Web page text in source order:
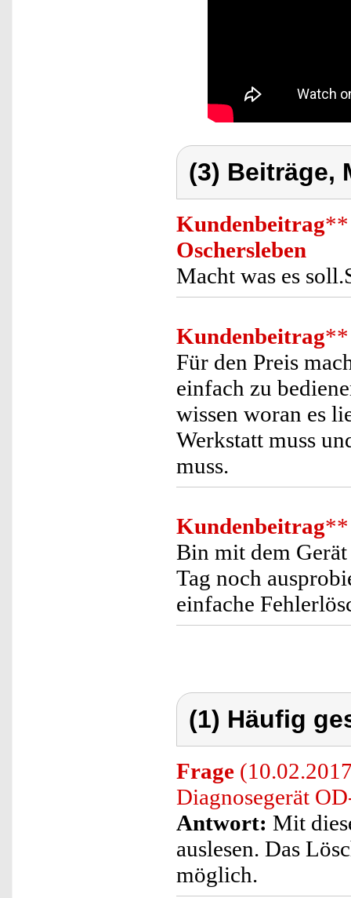
(3) Beiträge,
Kundenbeitrag**
Oschersleben
Macht was es
Kundenbeitrag**
Für den Preis
einfach zu
wissen woran es
Werkstatt muss
muss.
Kundenbeitrag**
Bin mit dem Gerät
Tag noch
einfache
(1) Häufig
Frage
Diagnosegerät
Antwort: Mit
auslesen. Das
möglich.